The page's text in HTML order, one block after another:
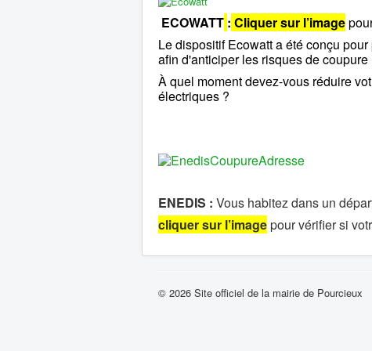
ECOWATT : Cliquer sur l’image
Le dispositif Ecowatt a été conçu
afin d'anticiper les risques de coupure
À quel moment devez-vous réduire
électriques ?
ENEDIS : Vous habitez dans un
cliquer sur l’imagepour vérifier si
© 2026 Site officiel de la mairie de Pourcieux